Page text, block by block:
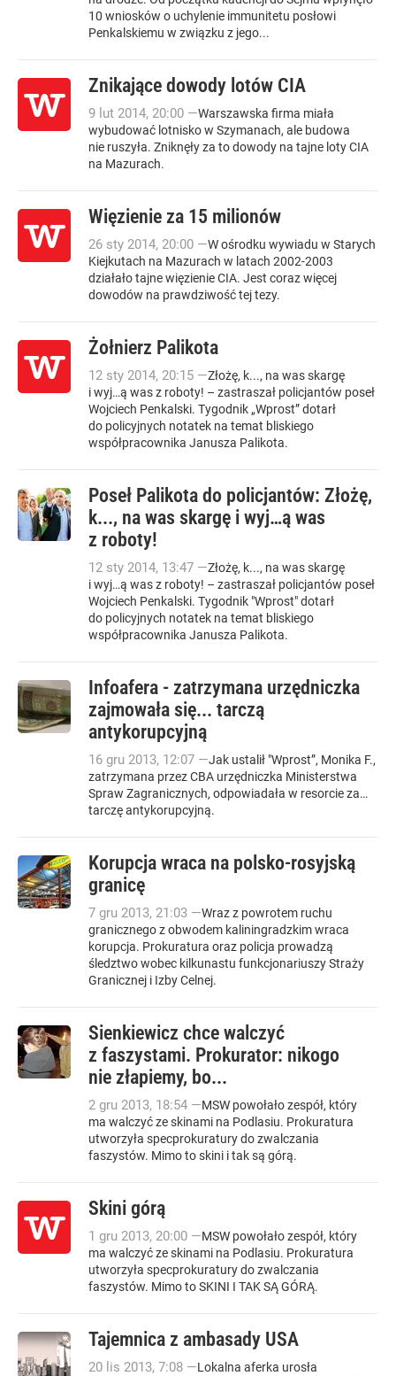
10 wniosków o uchylenie immunitetu posłowi
Penkalskiemu w związku z jego...
Znikające dowody lotów CIA
9 lut 2014, 20:00 —Warszawska firma miała
wybudować lotnisko w Szymanach, ale budowa
nie ruszyła. Zniknęły za to dowody na tajne loty CIA
na Mazurach.
Więzienie za 15 milionów
26 sty 2014, 20:00 —W ośrodku wywiadu w Starych
Kiejkutach na Mazurach w latach 2002-2003
działało tajne więzienie CIA. Jest coraz więcej
dowodów na prawdziwość tej tezy.
Żołnierz Palikota
12 sty 2014, 20:15 —Złożę, k..., na was skargę
i wyj…ą was z roboty! – zastraszał policjantów poseł
Wojciech Penkalski. Tygodnik „Wprost” dotarł
do policyjnych notatek na temat bliskiego
współpracownika Janusza Palikota.
Poseł Palikota do policjantów: Złożę,
k..., na was skargę i wyj…ą was
z roboty!
12 sty 2014, 13:47 —Złożę, k..., na was skargę
i wyj…ą was z roboty! – zastraszał policjantów poseł
Wojciech Penkalski. Tygodnik "Wprost" dotarł
do policyjnych notatek na temat bliskiego
współpracownika Janusza Palikota.
Infoafera - zatrzymana urzędniczka
zajmowała się... tarczą
antykorupcyjną
16 gru 2013, 12:07 —Jak ustalił "Wprost”, Monika F.,
zatrzymana przez CBA urzędniczka Ministerstwa
Spraw Zagranicznych, odpowiadała w resorcie za…
tarczę antykorupcyjną.
Korupcja wraca na polsko-rosyjską
granicę
7 gru 2013, 21:03 —Wraz z powrotem ruchu
granicznego z obwodem kaliningradzkim wraca
korupcja. Prokuratura oraz policja prowadzą
śledztwo wobec kilkunastu funkcjonariuszy Straży
Granicznej i Izby Celnej.
Sienkiewicz chce walczyć
z faszystami. Prokurator: nikogo
nie złapiemy, bo...
2 gru 2013, 18:54 —MSW powołało zespół, który
ma walczyć ze skinami na Podlasiu. Prokuratura
utworzyła specprokuratury do zwalczania
faszystów. Mimo to skini i tak są górą.
Skini górą
1 gru 2013, 20:00 —MSW powołało zespół, który
ma walczyć ze skinami na Podlasiu. Prokuratura
utworzyła specprokuratury do zwalczania
faszystów. Mimo to SKINI I TAK SĄ GÓRĄ.
Tajemnica z ambasady USA
20 lis 2013, 7:08 —Lokalna aferka urosła